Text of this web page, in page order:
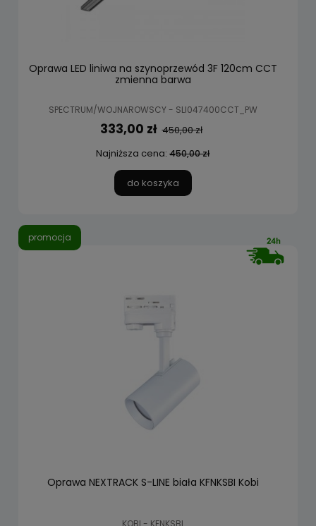
Oprawa LED liniwa na szynoprzewód 3F 120cm CCT
zmienna barwa
SPECTRUM/WOJNAROWSCY - SLI047400CCT_PW
333,00 zł 450,00 zł
Najniższa cena: 450,00 zł
do koszyka
Oprawa NEXTRACK S-LINE biała KFNKSBI Kobi
KOBI - KFNKSBI
promocja